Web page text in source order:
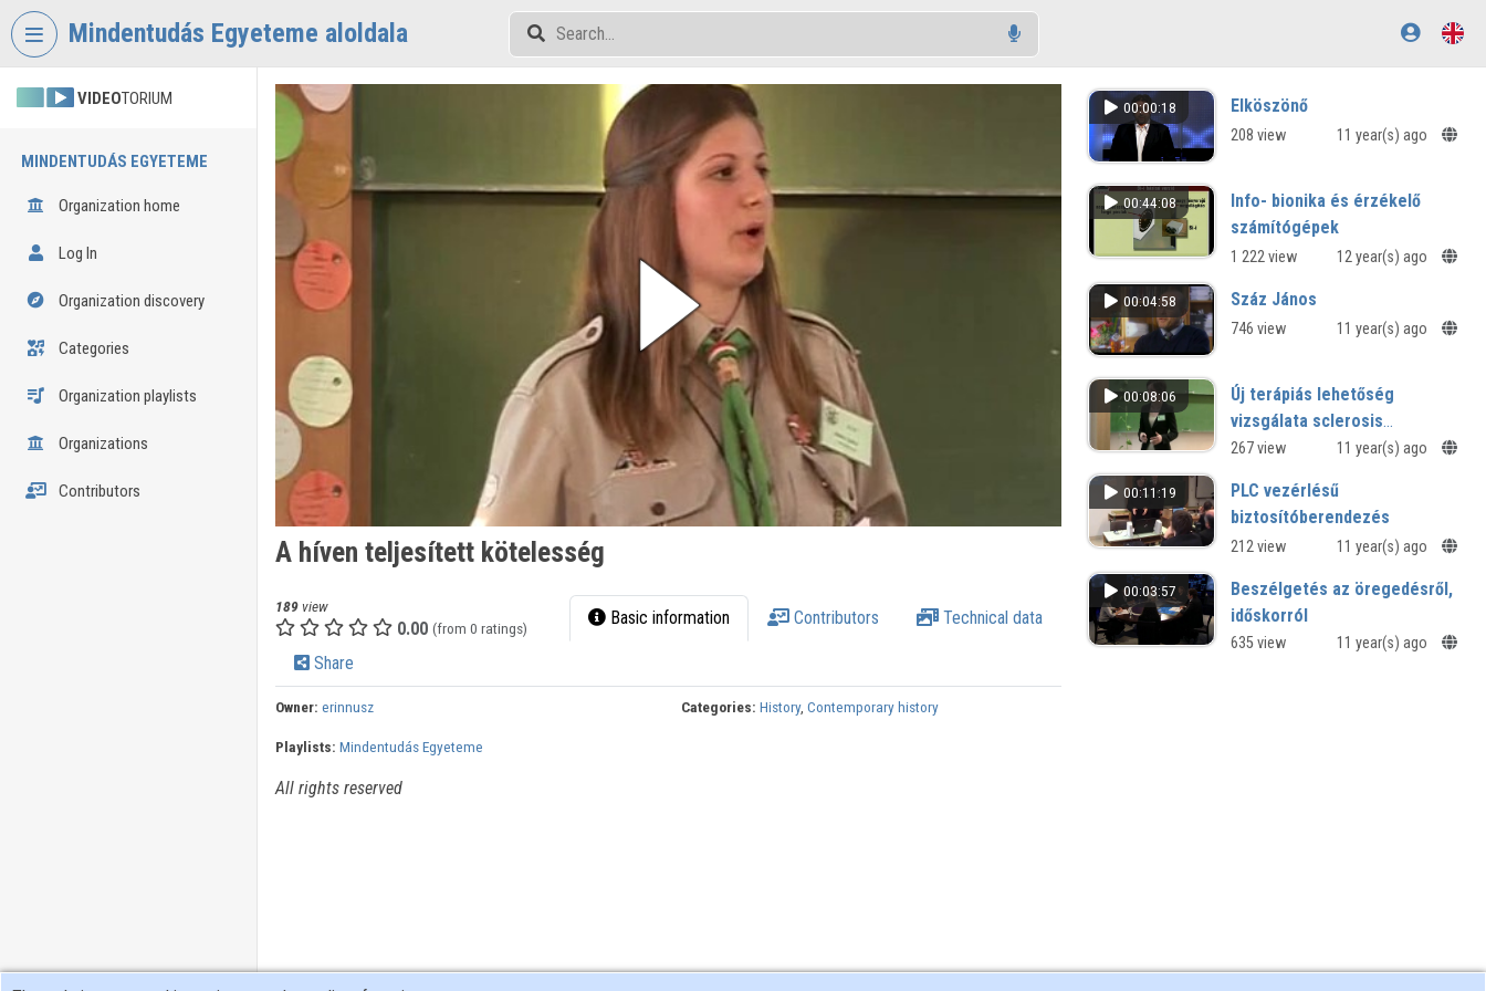
Skip header
Mindentudás Egyeteme aloldala
VIDEOTORIUM
MINDENTUDÁS EGYETEME
Organization home
Log In
Organization discovery
Categories
Organization playlists
Organizations
Contributors
A híven teljesített kötelesség
189view
0.00 (from 0 ratings) Basic information Contributors Technical data
Share
Owner: erinnusz Categories: History,Contemporary history
Playlists: Mindentudás Egyeteme
All rights reserved
00:00:18 Elköszönő
208 view 11 year(s) ago
00:44:08
Info- bionika és érzékelő
számítógépek
1 222 view 12 year(s) ago
00:04:58 Száz János
746 view 11 year(s) ago
00:08:06
Új terápiás lehetőség
vizsgálata sclerosis
multiplexben
267 view 11 year(s) ago
00:11:19
PLC vezérlésű
biztosítóberendezés
212 view 11 year(s) ago
00:03:57
Beszélgetés az öregedésről,
időskorról
Rövidített változat
635 view 11 year(s) ago